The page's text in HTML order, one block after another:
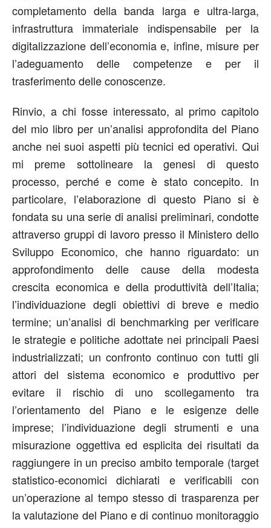
completamento della banda larga e ultra-larga,
infrastruttura immateriale indispensabile per la
digitalizzazione dell’economia e, infine, misure per
l’adeguamento delle competenze e per il
trasferimento delle conoscenze.
Rinvio, a chi fosse interessato, al primo capitolo
del mio libro per un’analisi approfondita del Piano
anche nei suoi aspetti più tecnici ed operativi. Qui
mi preme sottolineare la genesi di questo
processo, perché e come è stato concepito. In
particolare, l’elaborazione di questo Piano si è
fondata su una serie di analisi preliminari, condotte
attraverso gruppi di lavoro presso il Ministero dello
Sviluppo Economico, che hanno riguardato: un
approfondimento delle cause della modesta
crescita economica e della produttività dell’Italia;
l’individuazione degli obiettivi di breve e medio
termine; un’analisi di benchmarking per verificare
le strategie e politiche adottate nei principali Paesi
industrializzati; un confronto continuo con tutti gli
attori del sistema economico e produttivo per
evitare il rischio di uno scollegamento tra
l’orientamento del Piano e le esigenze delle
imprese; l’individuazione degli strumenti e una
misurazione oggettiva ed esplicita dei risultati da
raggiungere in un preciso ambito temporale (target
statistico-economici dichiarati e verificabili con
un’operazione al tempo stesso di trasparenza per
la valutazione del Piano e di continuo monitoraggio